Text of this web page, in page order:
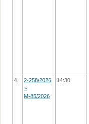
4.
2-258/2026
~
М-85/2026
14:30